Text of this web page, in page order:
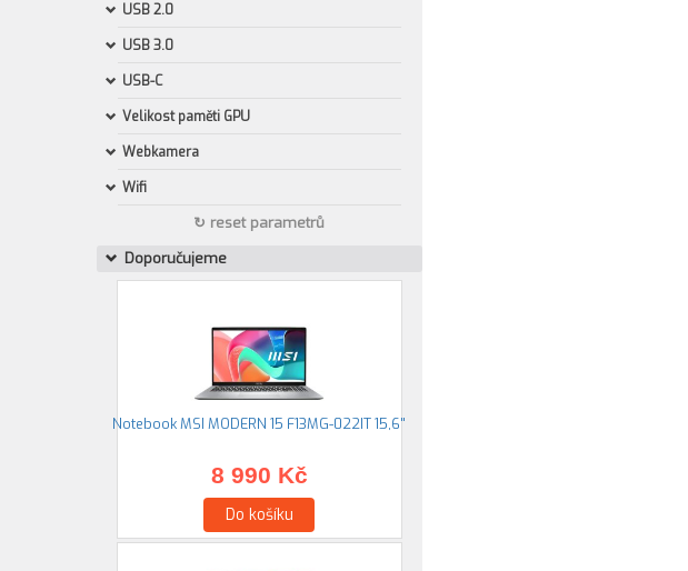
USB 2.0
USB 3.0
USB-C
Velikost paměti GPU
Webkamera
Wifi
↻ reset parametrů
Doporučujeme
Notebook MSI MODERN 15 F13MG-022IT 15,6"
8 990 Kč
Do košíku